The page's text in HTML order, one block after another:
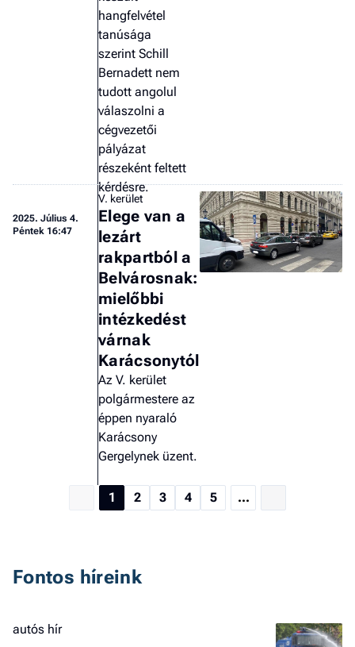
hangfelvétel
tanúsága
szerint Schill
Bernadett nem
tudott angolul
válaszolni a
cégvezetői
pályázat
részeként feltett
kérdésre.
2025. Július 4.
Péntek 16:47
V. kerület
Elege van a
lezárt
rakpartból a
Belvárosnak:
mielőbbi
intézkedést
várnak
Karácsonytól
Az V. kerület
polgármestere az
éppen nyaraló
Karácsony
Gergelynek üzent.
1 2 3 4 5 ...
Fontos híreink
autós hír